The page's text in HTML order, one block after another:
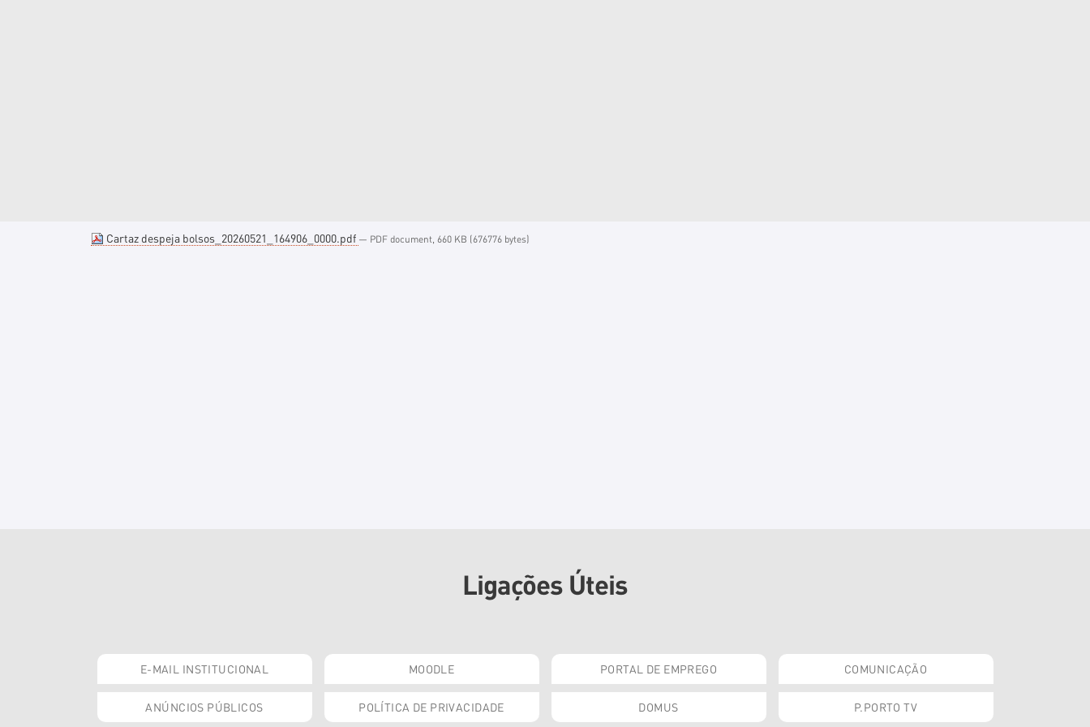
Cartaz despeja bolsos_20260521_164906_0000.pdf — PDF document, 660 KB (676776 bytes)
Ligações Úteis
E-MAIL INSTITUCIONAL MOODLE PORTAL DE EMPREGO COMUNICAÇÃO
ANÚNCIOS PÚBLICOS POLÍTICA DE PRIVACIDADE DOMUS P.PORTO TV